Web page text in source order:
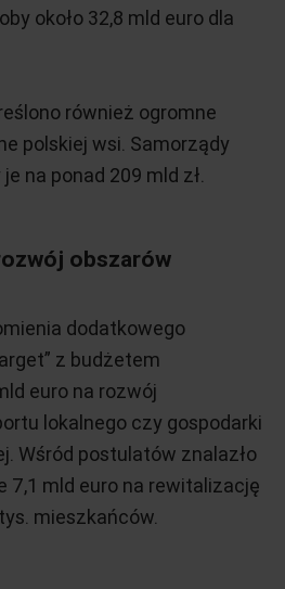
około 32,8 mld euro dla
również ogromne
polskiej wsi. Samorządy
na ponad 209 mld zł.
obszarów
dodatkowego
z budżetem
euro na rozwój
lokalnego czy gospodarki
Wśród postulatów znalazło
7,1 mld euro na rewitalizację
mieszkańców.